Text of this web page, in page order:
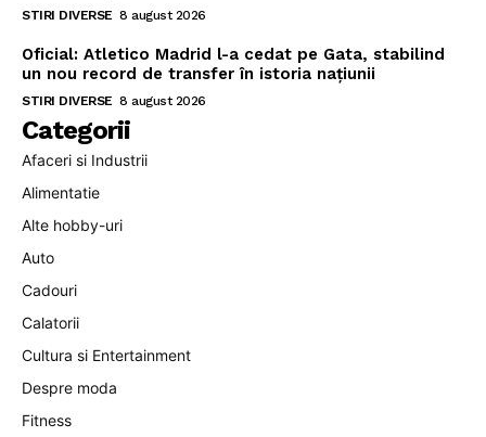
STIRI DIVERSE 8 august 2026
Oficial: Atletico Madrid l-a cedat pe Gata, stabilind
un nou record de transfer în istoria națiunii
STIRI DIVERSE 8 august 2026
Categorii
Afaceri si Industrii
Alimentatie
Alte hobby-uri
Auto
Cadouri
Calatorii
Cultura si Entertainment
Despre moda
Fitness